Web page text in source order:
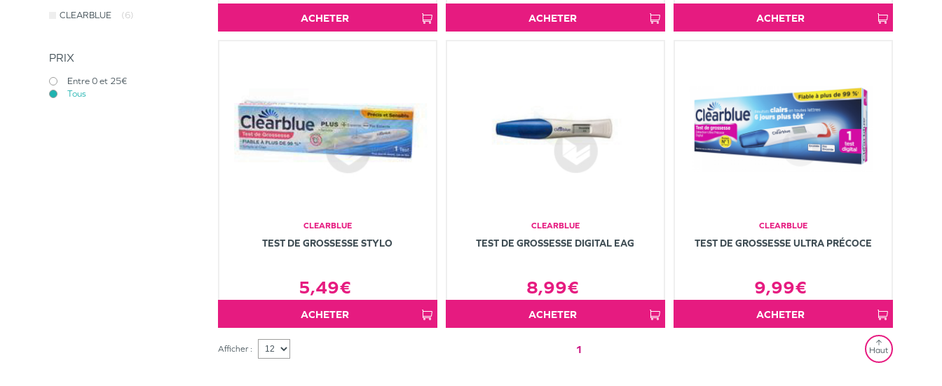
CLEARBLUE (6)
PRIX
Entre 0 et 25€
Tous
ACHETER ACHETER ACHETER
CLEARBLUE
TEST DE GROSSESSE STYLO
5,49€
ACHETER
CLEARBLUE
TEST DE GROSSESSE DIGITAL EAG
8,99€
ACHETER
CLEARBLUE
TEST DE GROSSESSE ULTRA PRÉCOCE
9,99€
ACHETER
Afficher : 1 Haut